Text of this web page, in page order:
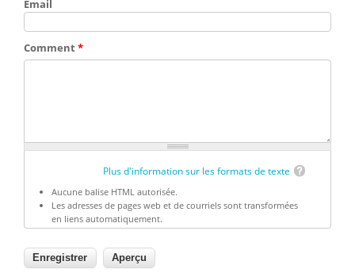
Email
Comment*
Plus d'information sur les formats de texte
Aucune balise HTML autorisée.
Les adresses de pages web et de courriels sont transformées
en liens automatiquement.